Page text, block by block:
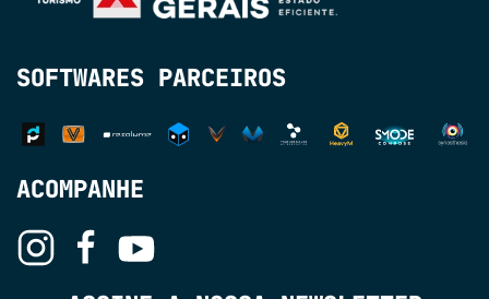
SOFTWARES PARCEIROS
ACOMPANHE